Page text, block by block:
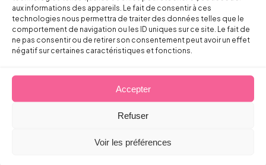
aux informations des appareils. Le fait de consentir à ces
technologies nous permettra de traiter des données telles que le
comportement de navigation ou les ID uniques sur ce site. Le fait de
ne pas consentir ou de retirer son consentement peut avoir un effet
négatif sur certaines caractéristiques et fonctions.
Accepter
Refuser
Voir les préférences
physique.
La réglementation sera adaptée en
conséquence, et il faut s’attendre à ce
termes de sûreté des données dans
l’hypothèse où celle-ci serait hébergée sur
un cloud informatique externalisé. Il est
pouvoir fournir ces informations à première